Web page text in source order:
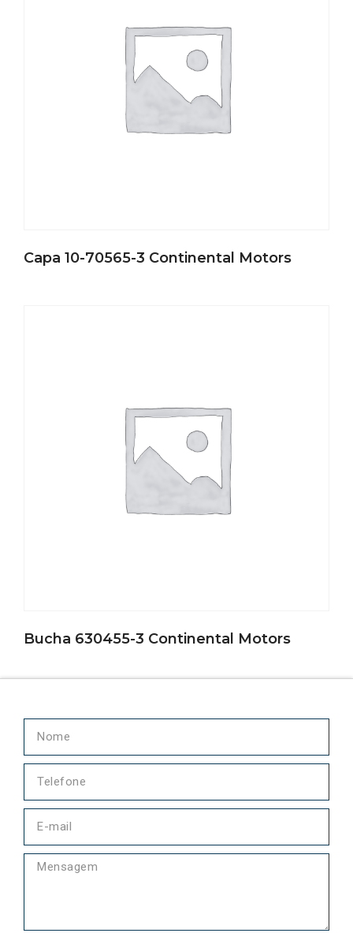
Capa 10-70565-3 Continental Motors
Bucha 630455-3 Continental Motors